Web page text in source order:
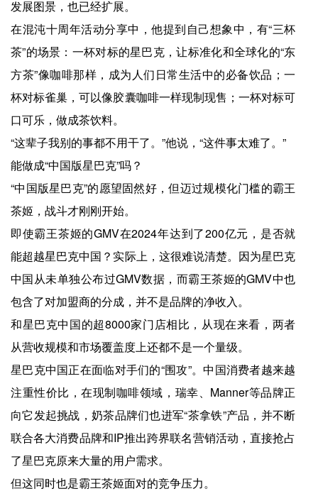
发展图景，也已经扩展。
在混沌十周年活动分享中，他提到自己想象中，有“三杯
茶”的场景：一杯对标的星巴克，让标准化和全球化的“东
方茶”像咖啡那样，成为人们日常生活中的必备饮品；一
杯对标雀巢，可以像胶囊咖啡一样现制现售；一杯对标可
口可乐，做成茶饮料。
“这辈子我别的事都不用干了。”他说，“这件事太难了。”
能做成“中国版星巴克”吗？
“中国版星巴克”的愿望固然好，但迈过规模化门槛的霸王
茶姬，战斗才刚刚开始。
即使霸王茶姬的GMV在2024年达到了200亿元，是否就
能超越星巴克中国？实际上，这很难说清楚。因为星巴克
中国从未单独公布过GMV数据，而霸王茶姬的GMV中也
包含了对加盟商的分成，并不是品牌的净收入。
和星巴克中国的超8000家门店相比，从现在来看，两者
从营收规模和市场覆盖度上还都不是一个量级。
星巴克中国正在面临对手们的“围攻”。中国消费者越来越
注重性价比，在现制咖啡领域，瑞幸、Manner等品牌正
向它发起挑战，奶茶品牌们也进军“茶拿铁”产品，并不断
联合各大消费品牌和IP推出跨界联名营销活动，直接抢占
了星巴克原来大量的用户需求。
但这同时也是霸王茶姬面对的竞争压力。